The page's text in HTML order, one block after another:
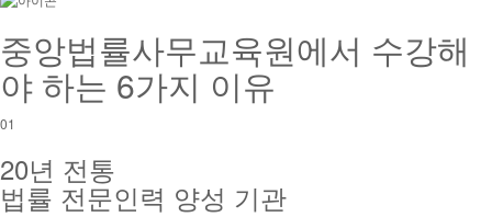
중앙법률사무교육원에서 수강해
야 하는 6가지 이유
01
20년 전통
법률 전문인력 양성 기관